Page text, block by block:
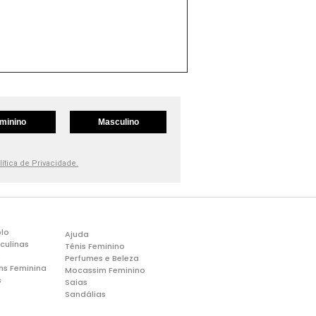
Masculino
de Privacidade.
Feminina
Ajuda
Tênis Feminino
Perfumes e Beleza
Mocassim Feminino
Saias
Sandálias